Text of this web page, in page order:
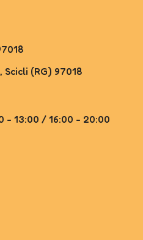
(RG) 97018
- 13:00 / 16:00 - 20:00